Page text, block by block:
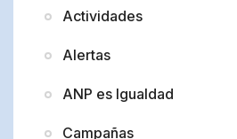
Actividades
Alertas
ANP es Igualdad
Campañas